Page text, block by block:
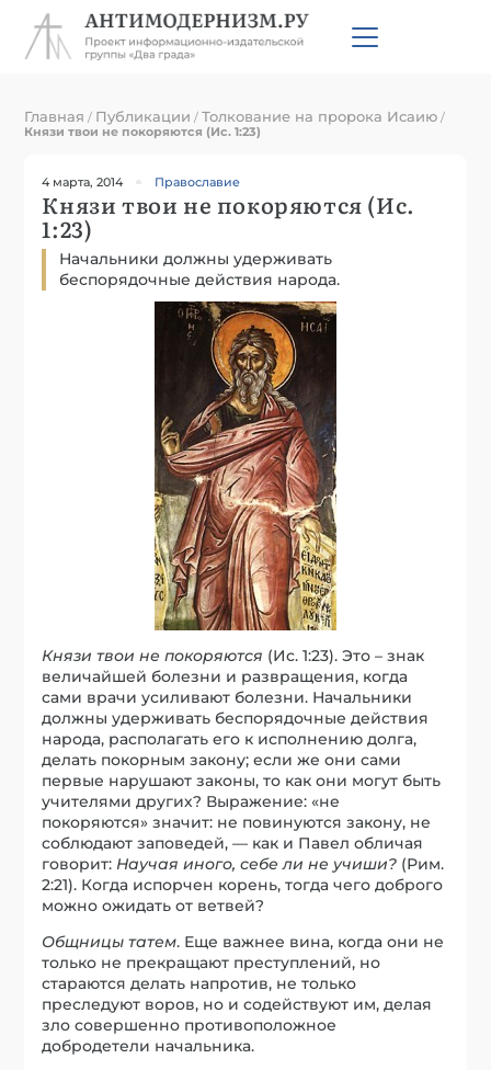
Главная / Публикации /Толкование на пророка Исаию /
Князи твои не покоряются (Ис. 1:23)
4 марта, 2014 Православие
Князи твои не покоряются (Ис.
1:23)
Начальники должны удерживать
беспорядочные действия народа.
Князи твои не покоряются (Ис. 1:23). Это – знак
величайшей болезни и развращения, когда
сами врачи усиливают болезни. Начальники
должны удерживать беспорядочные действия
народа, располагать его к исполнению долга,
делать покорным закону; если же они сами
первые нарушают законы, то как они могут быть
учителями других? Выражение: «не
покоряются» значит: не повинуются закону, не
соблюдают заповедей, — как и Павел обличая
говорит: Научая иного, себе ли не учиши? (Рим.
2:21). Когда испорчен корень, тогда чего доброго
можно ожидать от ветвей?
Общницы татем. Еще важнее вина, когда они не
только не прекращают преступлений, но
стараются делать напротив, не только
преследуют воров, но и содействуют им, делая
зло совершенно противоположное
добродетели начальника.